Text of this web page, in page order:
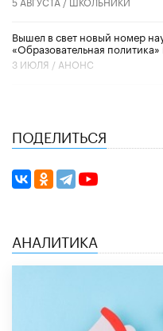
Вышел в свет новый номер
«Образовательная
3 ИЮЛЯ / АНОНС
ПОДЕЛИТЬСЯ
АНАЛИТИКА